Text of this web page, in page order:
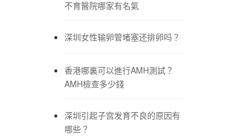
不育醫院哪家有名氣
深圳女性输卵管堵塞还排卵吗？
香港哪裏可以進行AMH測試？
AMH檢查多少錢
深圳引起子宫发育不良的原因有
哪些？